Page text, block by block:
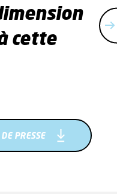
cette
PRESSE